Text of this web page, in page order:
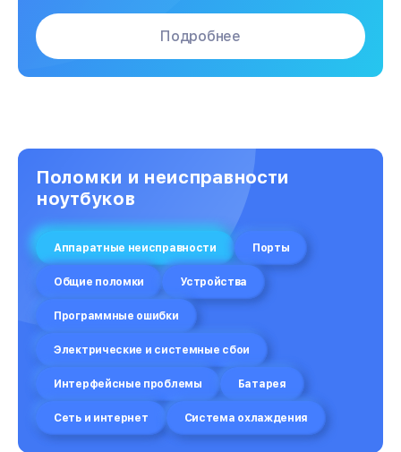
Подробнее
Поломки и неисправности
ноутбуков
Аппаратные неисправности Порты
Общие поломки Устройства
Программные ошибки
Электрические и системные сбои
Интерфейсные проблемы Батарея
Сеть и интернет Система охлаждения